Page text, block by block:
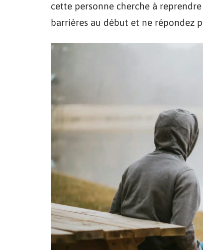
cette personne cherche à
barrières au début et ne répondez